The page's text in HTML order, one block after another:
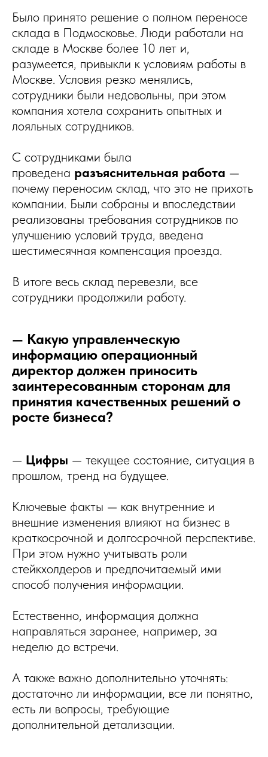
Было принято решение о полном переносе
склада в Подмосковье. Люди работали на
складе в Москве более 10 лет и,
разумеется, привыкли к условиям работы в
Москве. Условия резко менялись,
сотрудники были недовольны, при этом
компания хотела сохранить опытных и
лояльных сотрудников.
С сотрудниками была
проведена разъяснительная работа —
почему переносим склад, что это не прихоть
компании. Были собраны и впоследствии
реализованы требования сотрудников по
улучшению условий труда, введена
шестимесячная компенсация проезда.
В итоге весь склад перевезли, все
сотрудники продолжили работу.
— Какую управленческую
информацию операционный
директор должен приносить
заинтересованным сторонам для
принятия качественных решений о
росте бизнеса?
— Цифры — текущее состояние, ситуация в
прошлом, тренд на будущее.
Ключевые факты — как внутренние и
внешние изменения влияют на бизнес в
краткосрочной и долгосрочной перспективе.
При этом нужно учитывать роли
стейкхолдеров и предпочитаемый ими
способ получения информации.
Естественно, информация должна
направляться заранее, например, за
неделю до встречи.
А также важно дополнительно уточнять:
достаточно ли информации, все ли понятно,
есть ли вопросы, требующие
дополнительной детализации.